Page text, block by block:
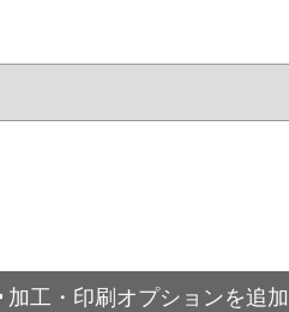
加工・印刷オプションを追加